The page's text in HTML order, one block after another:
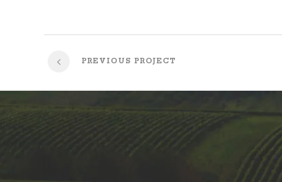
PREVIOUS PROJECT